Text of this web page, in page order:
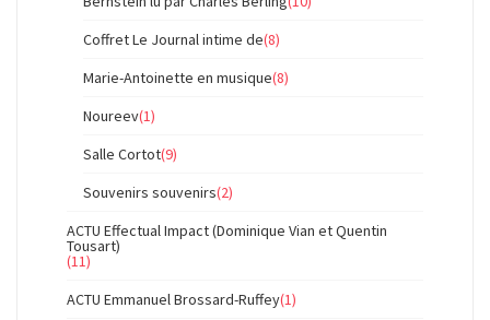
Coffret Le Journal intime de(8)
Marie-Antoinette en musique(8)
Noureev(1)
Salle Cortot(9)
Souvenirs souvenirs(2)
ACTU Effectual Impact (Dominique Vian et Quentin
Tousart)
(11)
ACTU Emmanuel Brossard-Ruffey(1)